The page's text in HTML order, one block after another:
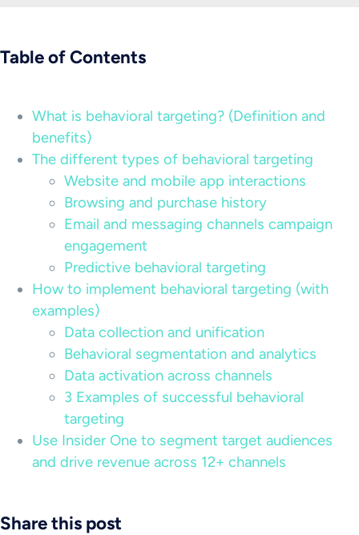
Table of Contents
What is behavioral targeting? (Definition and
benefits)
The different types of behavioral targeting
Website and mobile app interactions
Browsing and purchase history
Email and messaging channels campaign
engagement
Predictive behavioral targeting
How to implement behavioral targeting (with
examples)
Data collection and unification
Behavioral segmentation and analytics
Data activation across channels
3 Examples of successful behavioral
targeting
Use Insider One to segment target audiences
and drive revenue across 12+ channels
Share this post